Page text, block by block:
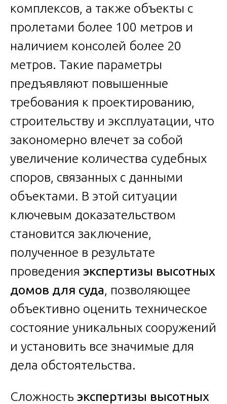
комплексов, а также объекты с
пролетами более 100 метров и
наличием консолей более 20
метров. Такие параметры
предъявляют повышенные
требования к проектированию,
строительству и эксплуатации, что
закономерно влечет за собой
увеличение количества судебных
споров, связанных с данными
объектами. В этой ситуации
ключевым доказательством
становится заключение,
полученное в результате
проведения экспертизы высотных
домов для суда, позволяющее
объективно оценить техническое
состояние уникальных сооружений
и установить все значимые для
дела обстоятельства.
Сложность экспертизы высотных